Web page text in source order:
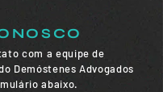
com a equipe de
Demóstenes Advogados
abaixo.